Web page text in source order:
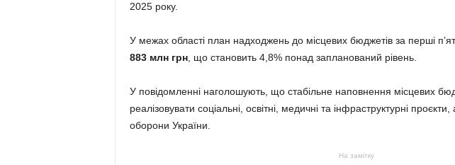
2025 року.
У межах області план надходжень до місцевих бюджетів за перші
883 млн грн, що становить 4,8% понад запланований рівень.
У повідомленні наголошують, що стабільне наповнення місцевих
реалізовувати соціальні, освітні, медичні та інфраструктурні
оборони України.
На замітку